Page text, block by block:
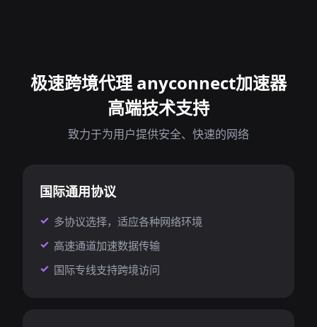
极速跨境代理 anyconnect加速器
高端技术支持
致力于为用户提供安全、快速的网络
国际通用协议
多协议选择，适应各种网络环境
高速通道加速数据传输
国际专线支持跨境访问